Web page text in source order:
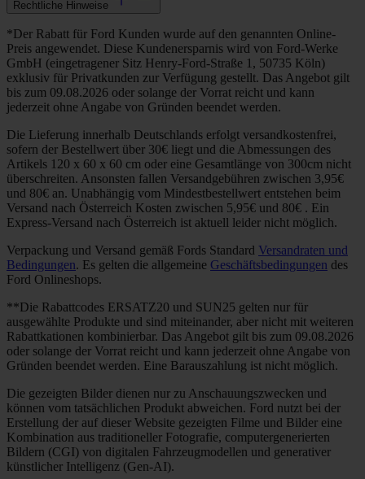
Rechtliche Hinweise
*Der Rabatt für Ford Kunden wurde auf den genannten Online-
Preis angewendet. Diese Kundenersparnis wird von Ford-Werke
GmbH (eingetragener Sitz Henry-Ford-Straße 1, 50735 Köln)
exklusiv für Privatkunden zur Verfügung gestellt. Das Angebot gilt
bis zum 09.08.2026 oder solange der Vorrat reicht und kann
jederzeit ohne Angabe von Gründen beendet werden.
Die Lieferung innerhalb Deutschlands erfolgt versandkostenfrei,
sofern der Bestellwert über 30€ liegt und die Abmessungen des
Artikels 120 x 60 x 60 cm oder eine Gesamtlänge von 300cm nicht
überschreiten. Ansonsten fallen Versandgebühren zwischen 3,95€
und 80€ an. Unabhängig vom Mindestbestellwert entstehen beim
Versand nach Österreich Kosten zwischen 5,95€ und 80€ . Ein
Express-Versand nach Österreich ist aktuell leider nicht möglich.
Verpackung und Versand gemäß Fords Standard Versandraten und
Bedingungen. Es gelten die allgemeine Geschäftsbedingungen des
Ford Onlineshops.
**Die Rabattcodes ERSATZ20 und SUN25 gelten nur für
ausgewählte Produkte und sind miteinander, aber nicht mit weiteren
Rabattkationen kombinierbar. Das Angebot gilt bis zum 09.08.2026
oder solange der Vorrat reicht und kann jederzeit ohne Angabe von
Gründen beendet werden. Eine Barauszahlung ist nicht möglich.
Die gezeigten Bilder dienen nur zu Anschauungszwecken und
können vom tatsächlichen Produkt abweichen. Ford nutzt bei der
Erstellung der auf dieser Website gezeigten Filme und Bilder eine
Kombination aus traditioneller Fotografie, computergenerierten
Bildern (CGI) von digitalen Fahrzeugmodellen und generativer
künstlicher Intelligenz (Gen-AI).